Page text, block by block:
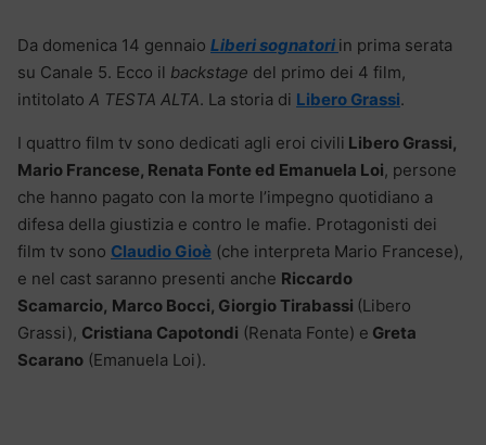
Da domenica 14 gennaio Liberi sognatori in prima serata
su Canale 5. Ecco il backstage del primo dei 4 film,
intitolato A TESTA ALTA. La storia di Libero Grassi.
I quattro film tv sono dedicati agli eroi civili Libero Grassi,
Mario Francese, Renata Fonte ed Emanuela Loi, persone
che hanno pagato con la morte l’impegno quotidiano a
difesa della giustizia e contro le mafie. Protagonisti dei
film tv sono Claudio Gioè (che interpreta Mario Francese),
e nel cast saranno presenti anche Riccardo
Scamarcio, Marco Bocci, Giorgio Tirabassi (Libero
Grassi), Cristiana Capotondi (Renata Fonte) e Greta
Scarano (Emanuela Loi).